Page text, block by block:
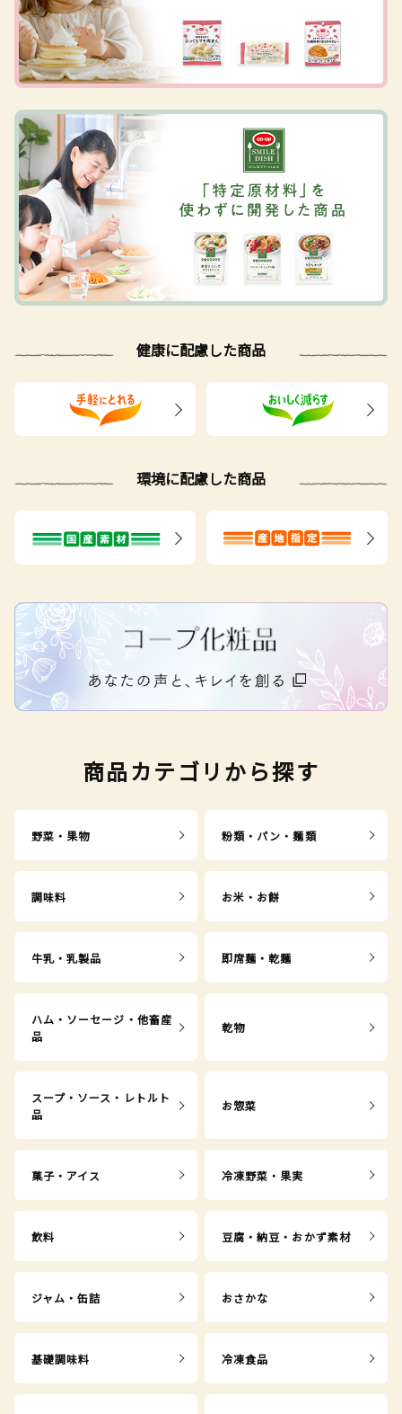
健康に配慮した商品
環境に配慮した商品
商品カテゴリから探す
野菜・果物 粉類・パン・麺類
調味料 お米・お餅
牛乳・乳製品 即席麺・乾麺
ハム・ソーセージ・他畜産
品
乾物
スープ・ソース・レトルト
品
お惣菜
菓子・アイス 冷凍野菜・果実
飲料 豆腐・納豆・おかず素材
ジャム・缶詰 おさかな
基礎調味料 冷凍食品